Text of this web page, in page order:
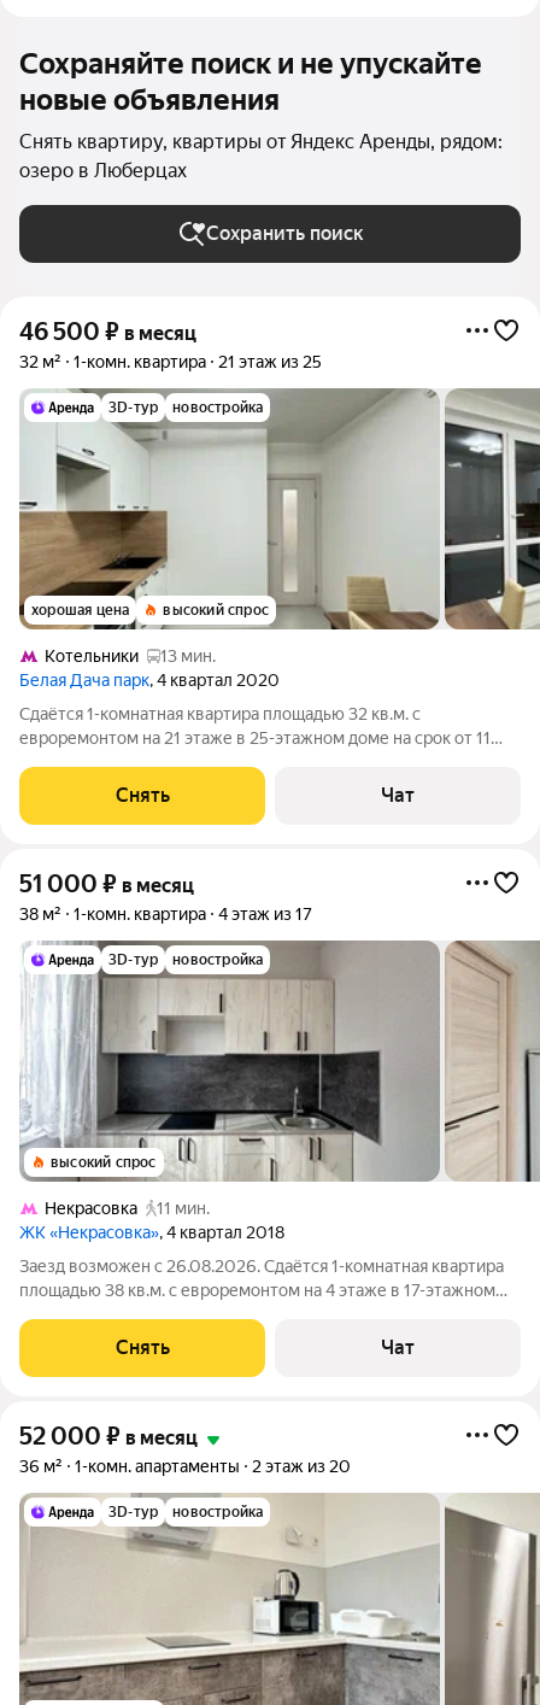
Сохраняйте поиск и не упускайте
новые объявления
Снять квартиру, квартиры от Яндекс Аренды, рядом:
озеро в Люберцах
Сохранить поиск
46 500 ₽ в месяц
32 м² 1-комн. квартира 21 этаж из 25
3D-тур новостройка
хорошая цена высокий спрос
Котельники
13 мин.
Белая Дача парк, 4 квартал 2020
Сдаётся 1-комнатная квартира площадью 32 кв.м. с
евроремонтом на 21 этаже в 25-этажном доме на срок от 11
Стиральная машина Холодильник Кондиционер Бойлер Дом -
панельный, окна выходят на улицу.
Снять Чат
51 000 ₽ в месяц
38 м² 1-комн. квартира 4 этаж из 17
3D-тур новостройка
высокий спрос
Некрасовка
11 мин.
ЖК «Некрасовка», 4 квартал 2018
Заезд возможен с 26.08.2026. Сдаётся 1-комнатная квартира
площадью 38 кв.м. с евроремонтом на 4 этаже в 17-этажном
двор. Есть консьерж. В
Снять Чат
52 000 ₽ в месяц
36 м² 1-комн. апартаменты 2 этаж из 20
3D-тур новостройка